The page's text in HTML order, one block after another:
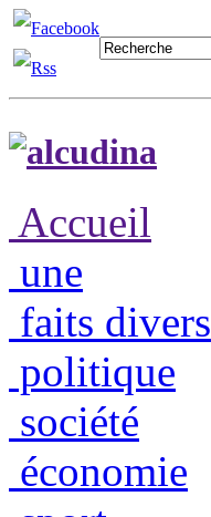
Accueil
une
faits divers
politique
société
économie